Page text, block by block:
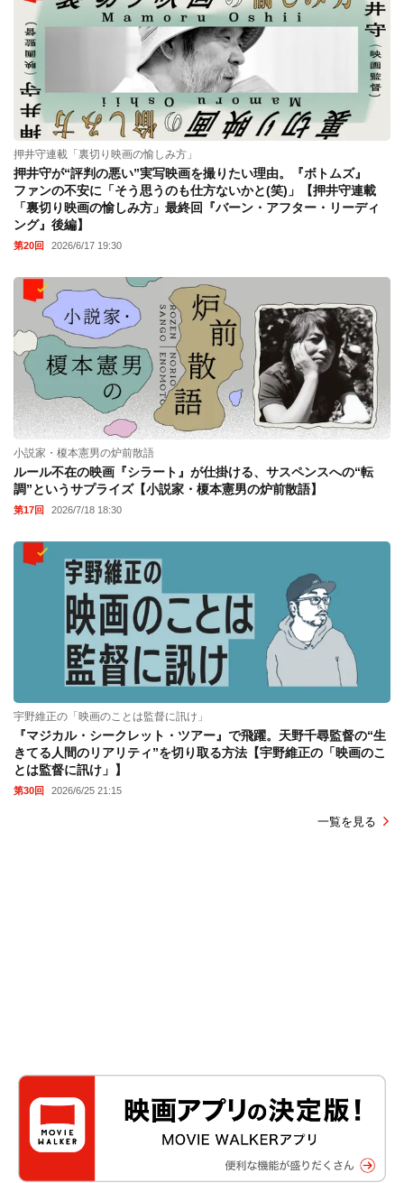
連載
押井守連載「裏切り映画の愉しみ方」
ファンの不安に「そう思うのも仕方ないかと(笑)」【押井守連載
「裏切り映画の愉しみ方」最終回『バーン・アフター・リーディ
ング』後編】
第20回 2026/6/17 19:30
小説家・榎本憲男の炉前散語
ルール不在の映画『シラート』が仕掛ける、サスペンスへの“転
調”というサプライズ【小説家・榎本憲男の炉前散語】
2026/7/18 18:30
『マジカル・シークレット・ツアー』で飛躍。天野千尋監督の“生